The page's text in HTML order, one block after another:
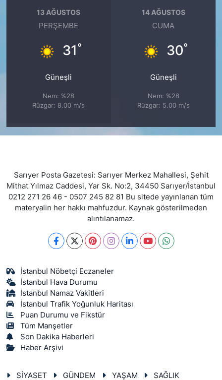
13 AĞUSTOS
PERŞEMBE
31°
Güneşli
Nem: %28
Rüzgar: 8.00 m/s
14 AĞUSTOS
CUMA
30°
Güneşli
Nem: %28
Rüzgar: 5.00 m/s
Sarıyer Posta Gazetesi: Sarıyer Merkez Mahallesi, Şehit
Mithat Yılmaz Caddesi, Yar Sk. No:2, 34450 Sarıyer/İstanbul
0212 271 26 46 - 0507 245 82 81 Bu sitede yayınlanan tüm
materyalin her hakkı mahfuzdur. Kaynak gösterilmeden
alıntılanamaz.
İstanbul Nöbetçi Eczaneler
İstanbul Hava Durumu
İstanbul Namaz Vakitleri
İstanbul Trafik Yoğunluk Haritası
Puan Durumu ve Fikstür
Tüm Manşetler
Son Dakika Haberleri
Haber Arşivi
SİYASET GÜNDEM YAŞAM SAĞLIK